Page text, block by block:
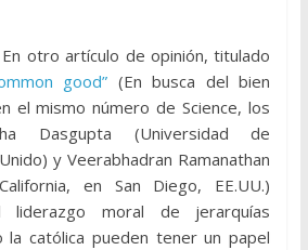
otro artículo de opinión, titulado
good” (En busca del bien
el mismo número de Science, los
Dasgupta (Universidad de
y Veerabhadran Ramanathan
en San Diego, EE.UU.)
liderazgo moral de jerarquías
la católica pueden tener un papel